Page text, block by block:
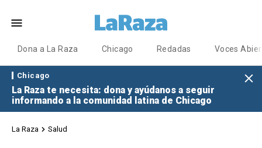
Dona a La Raza Chicago Redadas Voces
Chicago
La Raza te necesita: dona y ayúdanos a seguir
informando a la comunidad latina de Chicago
La Raza Salud